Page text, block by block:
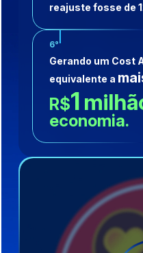
reajuste fosse de
6°
Gerando um Cost
equivalente a
R$1
economia.